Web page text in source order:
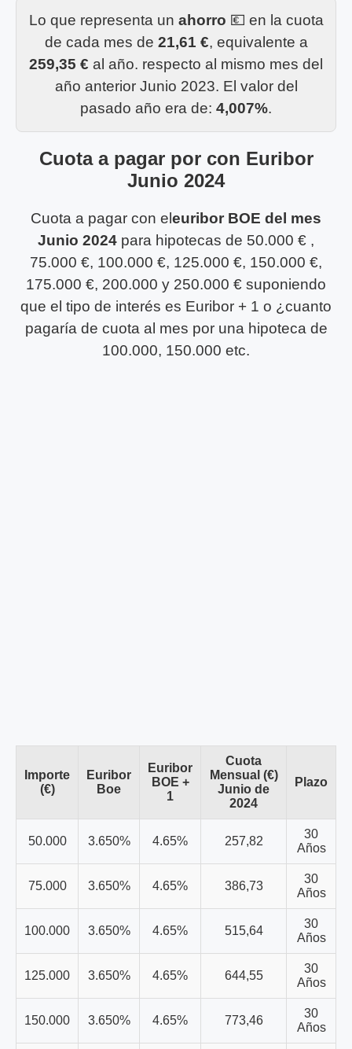
Lo que representa un ahorro 💶 en la cuota
de cada mes de 21,61 €, equivalente a
259,35 € al año. respecto al mismo mes del
año anterior Junio 2023. El valor del
pasado año era de: 4,007%.
Cuota a pagar por con Euribor
Junio 2024
Cuota a pagar con eleuribor BOE del mes
Junio 2024 para hipotecas de 50.000 € ,
75.000 €, 100.000 €, 125.000 €, 150.000 €,
175.000 €, 200.000 y 250.000 € suponiendo
que el tipo de interés es Euribor + 1 o ¿cuanto
pagaría de cuota al mes por una hipoteca de
100.000, 150.000 etc.
Importe
(€)
Euribor
Boe
Euribor
BOE +
1
Cuota
Mensual (€)
Junio de
2024
Plazo
50.000 3.650% 4.65% 257,82
30
Años
75.000 3.650% 4.65% 386,73
30
Años
100.000 3.650% 4.65% 515,64
30
Años
125.000 3.650% 4.65% 644,55
30
Años
150.000 3.650% 4.65% 773,46
30
Años